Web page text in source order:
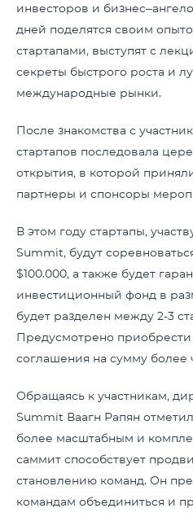
инвесторов и
дней поделятся своим
стартапами, выступят с
секреты быстрого роста и
международные рынки.
После знакомства с
стартапов последовала
открытия, в которой
партнеры и спонсоры
В этом году стартапы,
Summit, будут
$100.000, а также будет
инвестиционный фонд в
будет разделен между 2-3
Предусмотрено
соглашения на сумму более
Обращаясь к участникам,
Summit Ваагн Рапян
более масштабным и
саммит способствует
становлению команд. Он
командам объединиться и